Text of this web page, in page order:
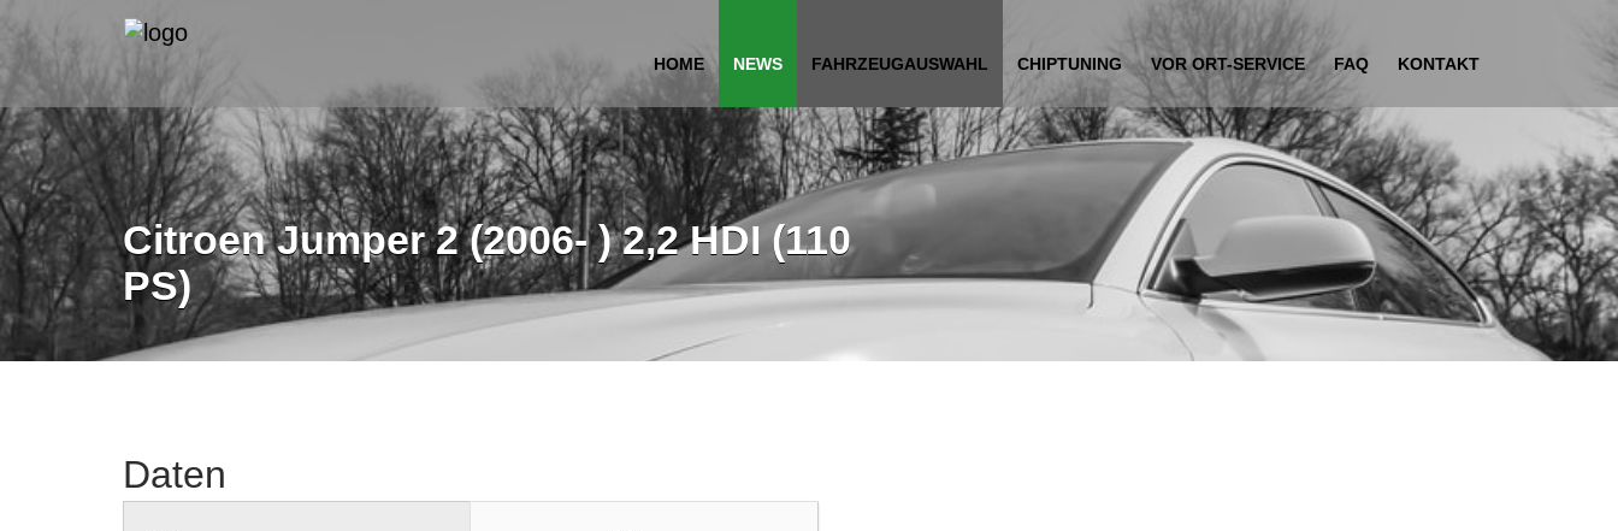
HOME NEWS FAHRZEUGAUSWAHL CHIPTUNING VOR ORT-SERVICE FAQ KONTAKT
Citroen Jumper 2 (2006- ) 2,2 HDI (110
PS)
Daten